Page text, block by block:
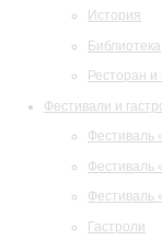
История
Библиотека
Ресторан и
Фестивали и
Фестиваль
Фестиваль
Фестиваль
Гастроли